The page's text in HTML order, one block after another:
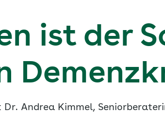
ist der
Andrea Kimmel,